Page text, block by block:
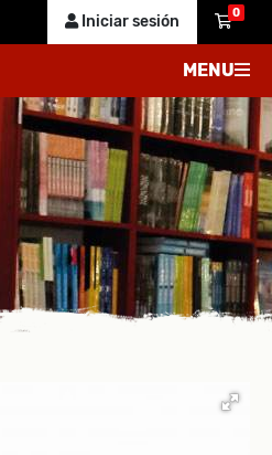
Iniciar sesión 0
MENU